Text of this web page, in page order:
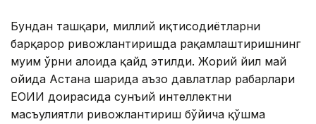
Бундан ташқари, миллий иқтисодиётларни
барқарор ривожлантиришда рақамлаштиришнинг
муҳим ўрни алоҳида қайд этилди. Жорий йил май
ойида Астана шаҳрида аъзо давлатлар раҳбарлари
ЕОИИ доирасида сунъий интеллектни
масъулиятли ривожлантириш бўйича қўшма